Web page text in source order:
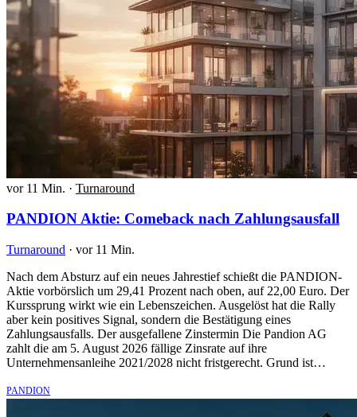
vor 11 Min. · Turnaround
PANDION Aktie: Comeback nach Zahlungsausfall
Turnaround · vor 11 Min.
Nach dem Absturz auf ein neues Jahrestief schießt die PANDION-
Aktie vorbörslich um 29,41 Prozent nach oben, auf 22,00 Euro. Der
Kurssprung wirkt wie ein Lebenszeichen. Ausgelöst hat die Rally
aber kein positives Signal, sondern die Bestätigung eines
Zahlungsausfalls. Der ausgefallene Zinstermin Die Pandion AG
zahlt die am 5. August 2026 fällige Zinsrate auf ihre
Unternehmensanleihe 2021/2028 nicht fristgerecht. Grund ist…
PANDION